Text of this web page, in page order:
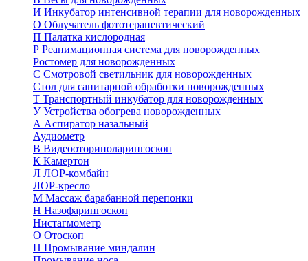
И Инкубатор интенсивной терапии для новорожденных
О Облучатель фототерапевтический
П Палатка кислородная
Р Реанимационная система для новорожденных
Ростомер для новорожденных
С Смотровой светильник для новорожденных
Стол для санитарной обработки новорожденных
Т Транспортный инкубатор для новорожденных
УУстройства обогрева новорожденных
А Аспиратор назальный
Аудиометр
В Видеооториноларингоскоп
К Камертон
Л ЛОР-комбайн
ЛОР-кресло
М Массаж барабанной перепонки
Н Назофарингоскоп
Нистагмометр
О Отоскоп
П Промывание миндалин